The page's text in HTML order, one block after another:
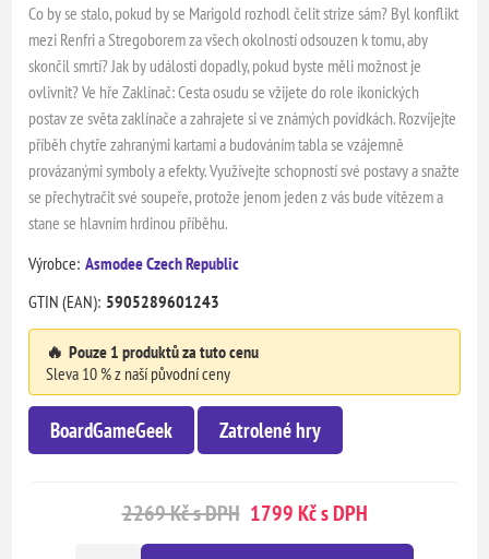
Co by se stalo, pokud by se Marigold rozhodl čelit strize sám? Byl konflikt
mezi Renfri a Stregoborem za všech okolností odsouzen k tomu, aby
skončil smrtí? Jak by události dopadly, pokud byste měli možnost je
ovlivnit? Ve hře Zaklínač: Cesta osudu se vžijete do role ikonických
postav ze světa zaklínače a zahrajete si ve známých povídkách. Rozvíjejte
příběh chytře zahranými kartami a budováním tabla se vzájemně
provázanými symboly a efekty. Využívejte schopností své postavy a snažte
se přechytračit své soupeře, protože jenom jeden z vás bude vítězem a
stane se hlavním hrdinou příběhu.
Výrobce: Asmodee Czech Republic
GTIN (EAN): 5905289601243
🔥 Pouze 1 produktů za tuto cenu
Sleva 10 % z naší původní ceny
BoardGameGeek Zatrolené hry
2269 Kč s DPH 1799 Kč s DPH